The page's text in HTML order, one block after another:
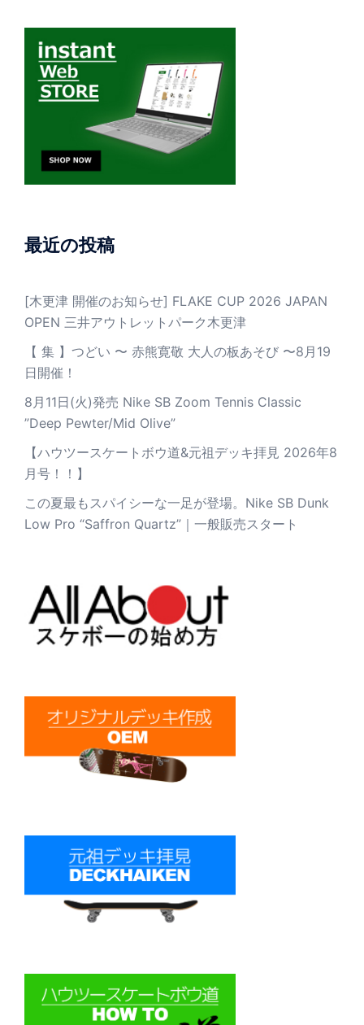
最近の投稿
[木更津 開催のお知らせ] FLAKE CUP 2026 JAPAN
OPEN 三井アウトレットパーク木更津
【 集 】つどい 〜 赤熊寛敬 大人の板あそび 〜8月19
日開催！
8月11日(火)発売 Nike SB Zoom Tennis Classic
”Deep Pewter/Mid Olive”
【ハウツースケートボウ道&元祖デッキ拝見 2026年8
月号！！】
この夏最もスパイシーな一足が登場。Nike SB Dunk
Low Pro “Saffron Quartz”｜一般販売スタート